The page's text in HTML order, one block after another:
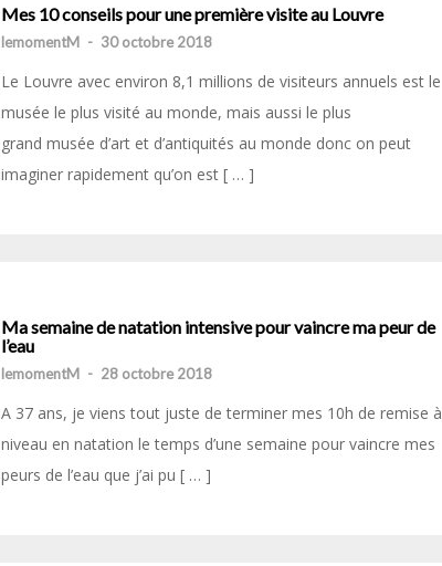
Mes 10 conseils pour une première visite au Louvre
lemomentM - 30 octobre 2018
Le Louvre avec environ 8,1 millions de visiteurs annuels est le
musée le plus visité au monde, mais aussi le plus
grand musée d’art et d’antiquités au monde donc on peut
imaginer rapidement qu’on est [ … ]
Ma semaine de natation intensive pour vaincre ma peur de
l’eau
lemomentM - 28 octobre 2018
A 37 ans, je viens tout juste de terminer mes 10h de remise à
niveau en natation le temps d’une semaine pour vaincre mes
peurs de l’eau que j’ai pu [ … ]